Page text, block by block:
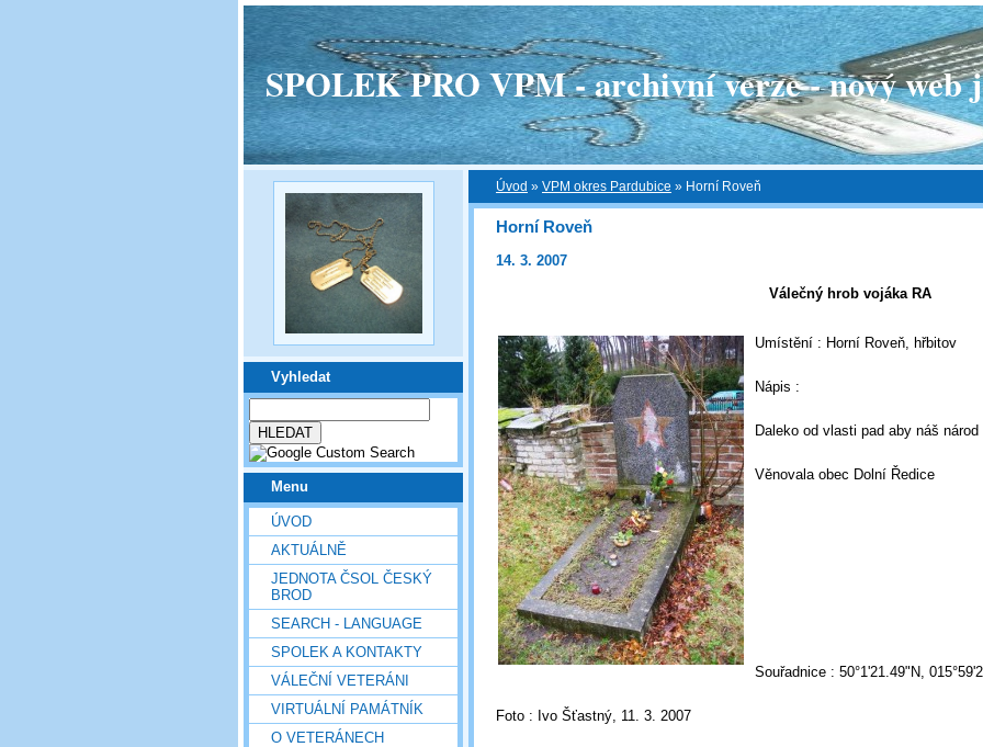
SPOLEK PRO VPM - archivní verze - nový web
Vyhledat
Menu
ÚVOD
AKTUÁLNĚ
JEDNOTA ČSOL ČESKÝ
BROD
SEARCH - LANGUAGE
SPOLEK A KONTAKTY
VÁLEČNÍ VETERÁNI
VIRTUÁLNÍ PAMÁTNÍK
O VETERÁNECH
Úvod » VPM okres Pardubice » Horní Roveň
Horní Roveň
14. 3. 2007
Válečný hrob vojáka RA
Umístění : Horní Roveň, hřbitov
Nápis :
Daleko od vlasti pad aby náš
Věnovala obec Dolní Ředice
Souřadnice : 50°1'21.49"N,
Foto : Ivo Šťastný, 11. 3. 2007